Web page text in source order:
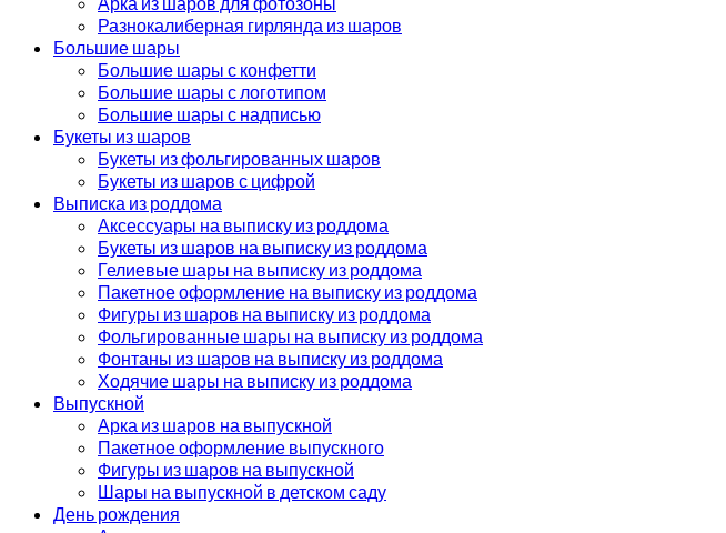
Разнокалиберная гирлянда из шаров
Большие шары
Большие шары с конфетти
Большие шары с логотипом
Большие шары с надписью
Букеты из шаров
Букеты из фольгированных шаров
Букеты из шаров с цифрой
Выписка из роддома
Аксессуары на выписку из роддома
Букеты из шаров на выписку из роддома
Гелиевые шары на выписку из роддома
Пакетное оформление на выписку из роддома
Фигуры из шаров на выписку из роддома
Фольгированные шары на выписку из роддома
Фонтаны из шаров на выписку из роддома
Ходячие шары на выписку из роддома
Выпускной
Арка из шаров на выпускной
Пакетное оформление выпускного
Фигуры из шаров на выпускной
Шары на выпускной в детском саду
День рождения